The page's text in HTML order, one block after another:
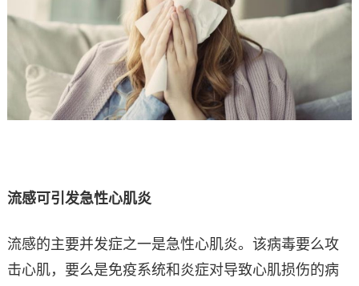
流感可引发急性心肌炎
流感的主要并发症之一是急性心肌炎。该病毒要么攻
击心肌，要么是免疫系统和炎症对导致心肌损伤的病